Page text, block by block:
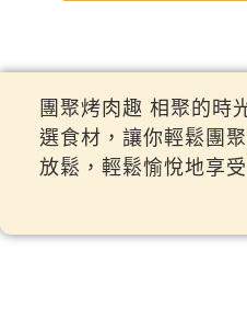
團聚烤肉趣 相聚的時
選食材，讓你輕鬆團
放鬆，輕鬆愉悅地享